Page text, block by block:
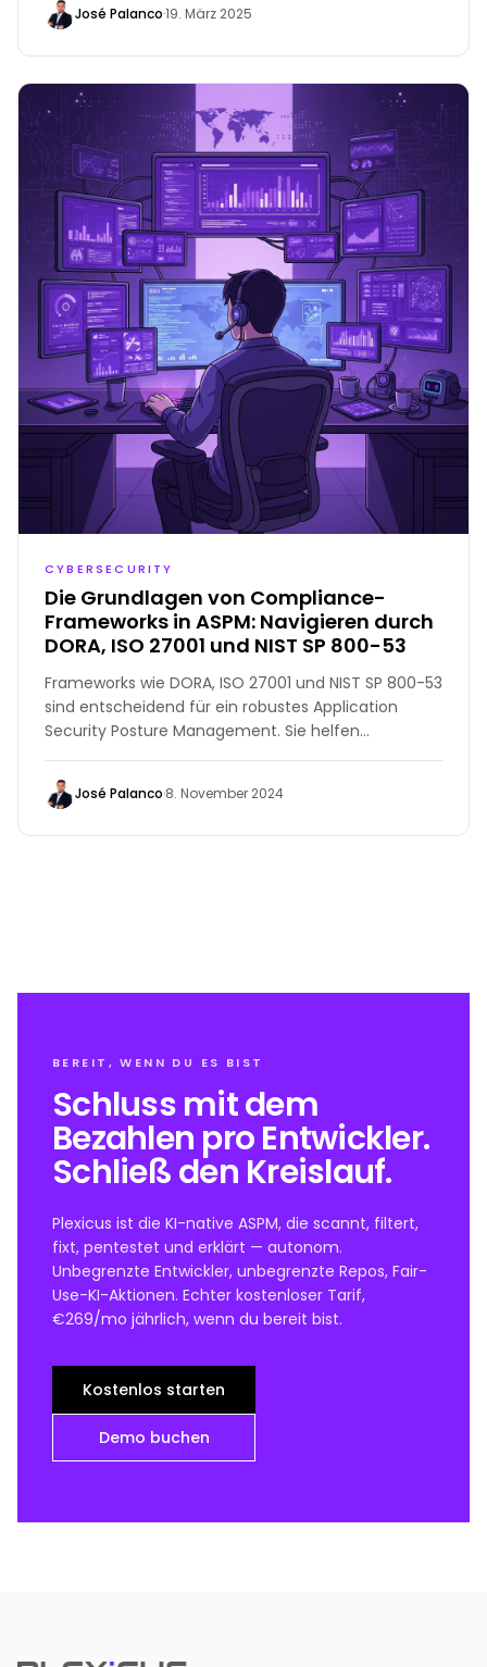
Security Posture Management (ASPM) zu
José Palanco·19. März 2025
CYBERSECURITY
Die Grundlagen von Compliance-
Frameworks in ASPM: Navigieren durch
DORA, ISO 27001 und NIST SP 800-53
Frameworks wie DORA, ISO 27001 und NIST SP 800-53
sind entscheidend für ein robustes Application
Security Posture Management. Sie helfen
reduzieren und die Einhaltung von Vorschriften zu
gewährleisten.
José Palanco·8. November 2024
BEREIT, WENN DU ES BIST
Schluss mit dem
Bezahlen pro Entwickler.
Schließ den Kreislauf.
Plexicus ist die KI-native ASPM, die scannt, filtert,
fixt, pentestet und erklärt — autonom.
Unbegrenzte Entwickler, unbegrenzte Repos, Fair-
Use-KI-Aktionen. Echter kostenloser Tarif,
€269/mo jährlich, wenn du bereit bist.
Kostenlos starten
Demo buchen